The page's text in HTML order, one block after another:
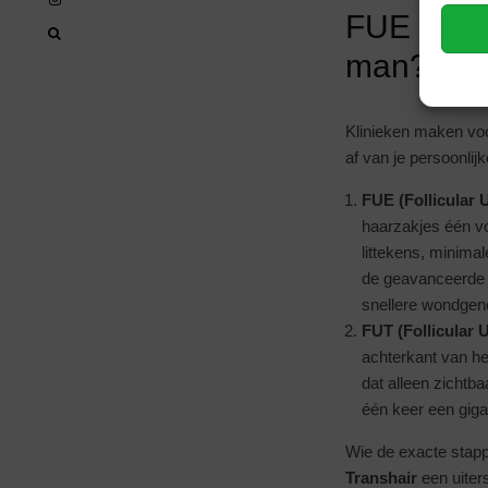
FUE vs.
man?
Klinieken maken
af van je
FUE (Follicular
haarzakjes één
littekens,
de geavanceerde
snellere
FUT (Follicular
achterkant van
dat alleen
één keer een
Wie de exacte
Transhair een